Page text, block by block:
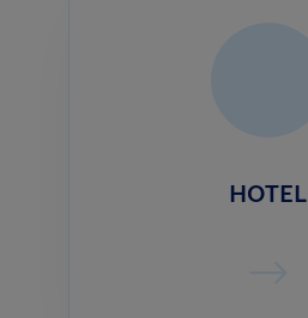
HOTEL